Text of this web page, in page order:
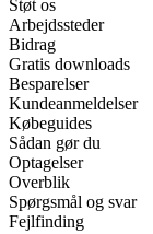
Støt os
Arbejdssteder
Bidrag
Gratis downloads
Besparelser
Kundeanmeldelser
Købeguides
Sådan gør du
Optagelser
Overblik
Spørgsmål og svar
Fejlfinding